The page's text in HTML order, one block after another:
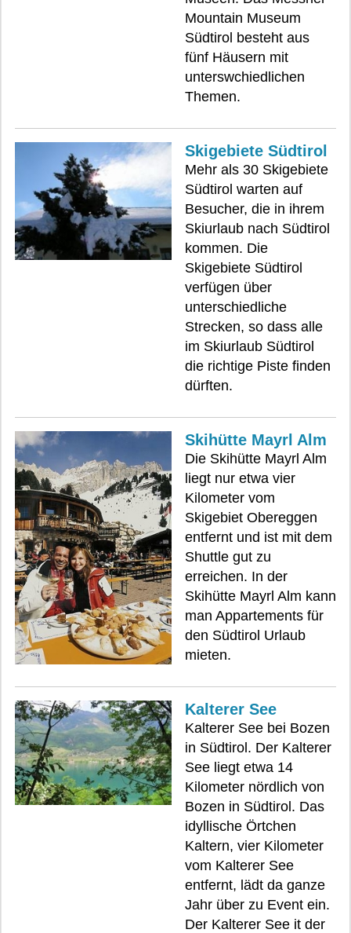
Mountain Museum
Südtirol besteht aus
fünf Häusern mit
unterswchiedlichen
Themen.
Skigebiete Südtirol
Mehr als 30 Skigebiete
Südtirol warten auf
Besucher, die in ihrem
Skiurlaub nach Südtirol
kommen. Die
Skigebiete Südtirol
verfügen über
unterschiedliche
Strecken, so dass alle
im Skiurlaub Südtirol
die richtige Piste finden
dürften.
Skihütte Mayrl Alm
Die Skihütte Mayrl Alm
liegt nur etwa vier
Kilometer vom
Skigebiet Obereggen
entfernt und ist mit dem
Shuttle gut zu
erreichen. In der
Skihütte Mayrl Alm kann
man Appartements für
den Südtirol Urlaub
mieten.
Kalterer See
Kalterer See bei Bozen
in Südtirol. Der Kalterer
See liegt etwa 14
Kilometer nördlich von
Bozen in Südtirol. Das
idyllische Örtchen
Kaltern, vier Kilometer
vom Kalterer See
entfernt, lädt da ganze
Jahr über zu Event ein.
Der Kalterer See it der